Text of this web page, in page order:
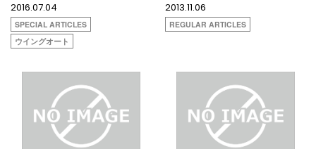
2016.07.04
SPECIAL ARTICLES
ウイングオート
2013.11.06
REGULAR ARTICLES